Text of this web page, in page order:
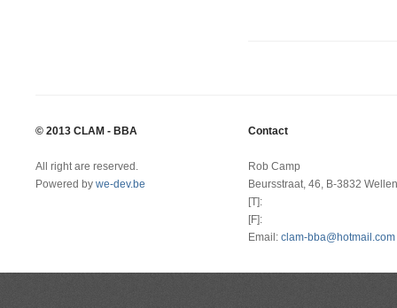
© 2013 CLAM - BBA
All right are reserved.
Powered by we-dev.be
Contact
Rob Camp
Beursstraat, 46, B-3832 Wellen
[T]:
[F]:
Email: clam-bba@hotmail.com